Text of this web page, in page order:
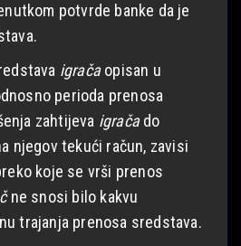
potvrde banke da je
igračaopisan u
perioda prenosa
zahtijeva igračado
njegov tekući račun, zavisi
koje se vrši prenos
ne snosi bilo kakvu
trajanja prenosa sredstava.